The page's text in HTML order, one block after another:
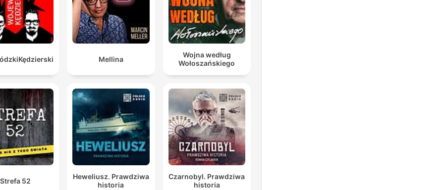
Mellina
Wojna według
Wołoszańskiego
Strefa 52
Heweliusz. Prawdziwa
historia
Czarnobyl. Prawdziwa
historia